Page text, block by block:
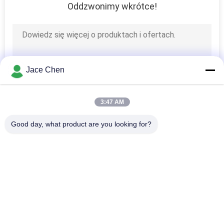
Pipe Workbench
Oddzwonimy wkrótce!
Jace Chen
3:47 AM
Good day, what product are you looking for?